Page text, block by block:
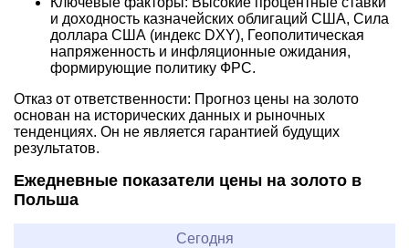
и доходность казначейских облигаций США, Сила
доллара США (индекс DXY), Геополитическая
напряженность и инфляционные ожидания,
формирующие политику ФРС.
Отказ от ответственности: Прогноз цены на золото
основан на исторических данных и рыночных
тенденциях. Он не является гарантией будущих
результатов.
Ежедневные показатели цены на золото в
Польша
Сегодня